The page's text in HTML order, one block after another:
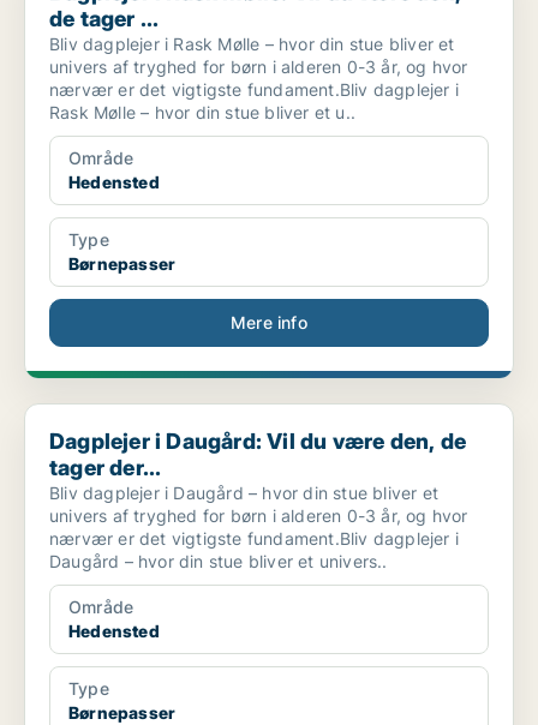
de tager ...
Bliv dagplejer i Rask Mølle – hvor din stue bliver et
univers af tryghed for børn i alderen 0-3 år, og hvor
nærvær er det vigtigste fundament.Bliv dagplejer i
Rask Mølle – hvor din stue bliver et u..
Område
Hedensted
Type
Børnepasser
Mere info
Dagplejer i Daugård: Vil du være den, de tager der...
Dagplejer i Daugård: Vil du være den, de
tager der...
Bliv dagplejer i Daugård – hvor din stue bliver et
univers af tryghed for børn i alderen 0-3 år, og hvor
nærvær er det vigtigste fundament.Bliv dagplejer i
Daugård – hvor din stue bliver et univers..
Område
Hedensted
Type
Børnepasser